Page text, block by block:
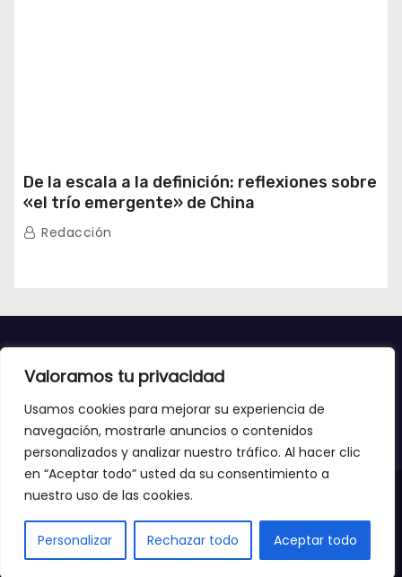
Valoramos tu privacidad
Usamos cookies para mejorar su experiencia de
navegación, mostrarle anuncios o contenidos
personalizados y analizar nuestro tráfico. Al hacer clic
en “Aceptar todo” usted da su consentimiento a
nuestro uso de las cookies.
Personalizar Rechazar todo Aceptar todo
De la escala a la definición: reflexiones sobre
«el trío emergente» de China
Redacción
Copyright 2023 - Mundo digital TV
Contacto Aviso legal y política de Cookies